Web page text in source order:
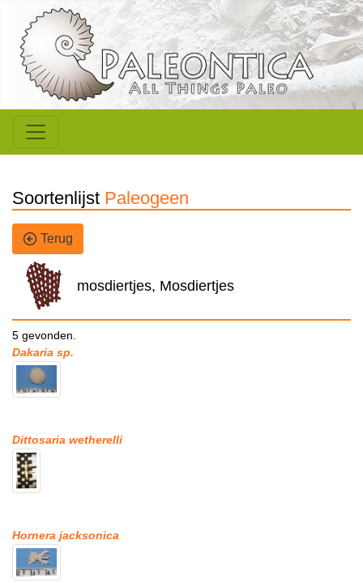
Soortenlijst Paleogeen
Terug
mosdiertjes, Mosdiertjes
5 gevonden.
Dakaria sp.
Dittosaria wetherelli
Hornera jacksonica